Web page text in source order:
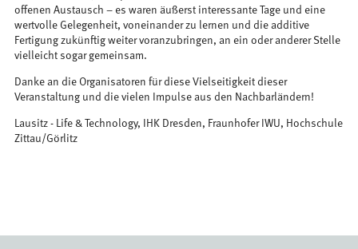
offenen Austausch – es waren äußerst interessante Tage und eine
wertvolle Gelegenheit, voneinander zu lernen und die additive
Fertigung zukünftig weiter voranzubringen, an ein oder anderer Stelle
vielleicht sogar gemeinsam.
Danke an die Organisatoren für diese Vielseitigkeit dieser
Veranstaltung und die vielen Impulse aus den Nachbarländern!
Lausitz - Life & Technology, IHK Dresden, Fraunhofer IWU, Hochschule
Zittau/Görlitz